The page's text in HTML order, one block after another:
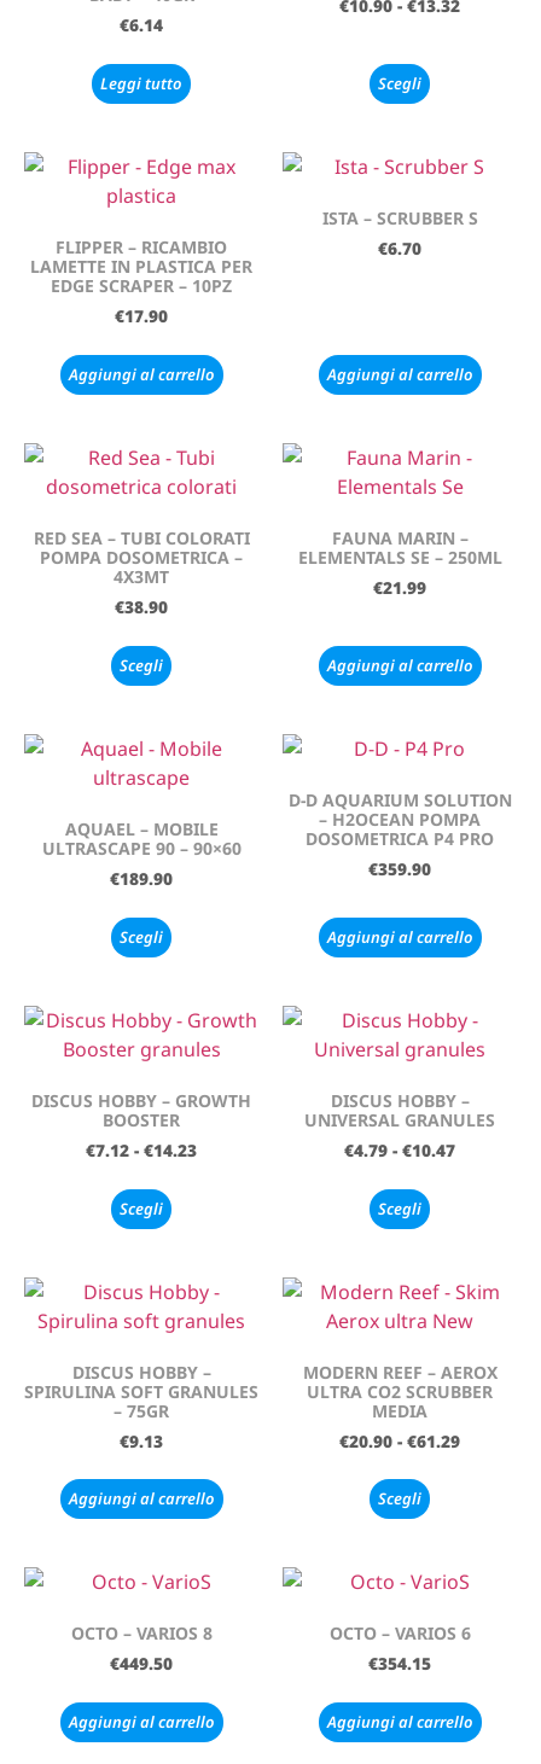
€6.14
Leggi tutto
€10.90 - €13.32
Scegli
FLIPPER – RICAMBIO
LAMETTE IN PLASTICA PER
EDGE SCRAPER – 10PZ
€17.90
Aggiungi al carrello
ISTA – SCRUBBER S
€6.70
Aggiungi al carrello
RED SEA – TUBI COLORATI
POMPA DOSOMETRICA –
4X3MT
€38.90
Scegli
FAUNA MARIN –
ELEMENTALS SE – 250ML
€21.99
Aggiungi al carrello
AQUAEL – MOBILE
ULTRASCAPE 90 – 90×60
€189.90
Scegli
D-D AQUARIUM SOLUTION
– H2OCEAN POMPA
DOSOMETRICA P4 PRO
€359.90
Aggiungi al carrello
DISCUS HOBBY – GROWTH
BOOSTER
€7.12 - €14.23
Scegli
DISCUS HOBBY –
UNIVERSAL GRANULES
€4.79 - €10.47
Scegli
DISCUS HOBBY –
SPIRULINA SOFT GRANULES
– 75GR
€9.13
Aggiungi al carrello
MODERN REEF – AEROX
ULTRA CO2 SCRUBBER
MEDIA
€20.90 - €61.29
Scegli
OCTO – VARIOS 8
€449.50
Aggiungi al carrello
OCTO – VARIOS 6
€354.15
Aggiungi al carrello